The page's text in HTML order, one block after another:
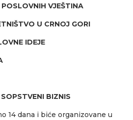
VJEŠTINA
U CRNOJ GORI
IDEJE
BIZNIS
14 dana i biće organizovane u